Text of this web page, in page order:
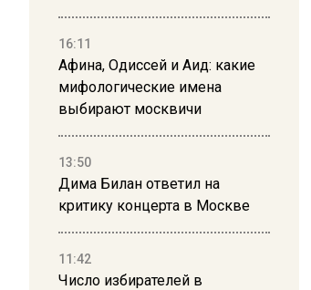
16:11
Афина, Одиссей и Аид: какие
мифологические имена
выбирают москвичи
13:50
Дима Билан ответил на
критику концерта в Москве
11:42
Число избирателей в